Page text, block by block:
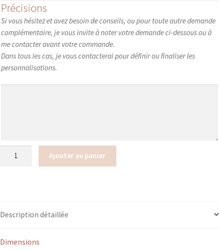
Précisions
Si vous hésitez et avez besoin de conseils, ou pour toute autre demande
complémentaire, je vous invite à noter votre demande ci-dessous ou à
me contacter avant votre commande.
Dans tous les cas, je vous contacterai pour définir ou finaliser les
personnalisations.
quantité
Ajouter au panier
Description détaillée
Dimensions